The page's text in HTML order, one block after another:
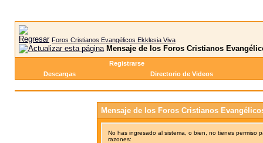
Foros Cristianos Evangélicos Ekklesia Viva
Mensaje de los Foros Cristianos
Registrarse
Descargas
Directorio de Videos
Mensaje de los Foros Cristianos
No has ingresado al sistema, o bien, no tienes permiso
razones: